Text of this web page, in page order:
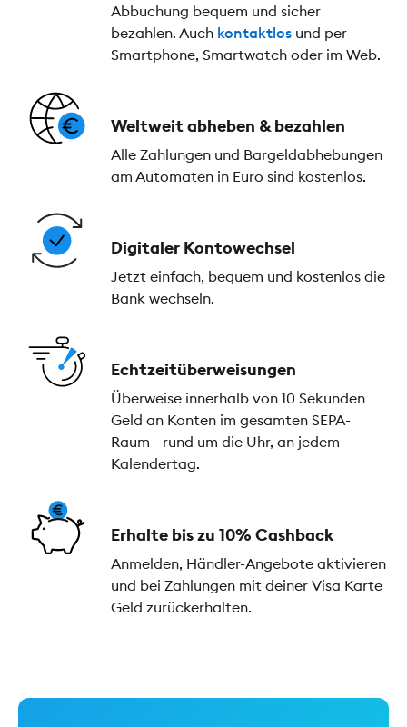
Abbuchung bequem und sicher
bezahlen. Auch kontaktlos und per
Smartphone, Smartwatch oder im Web.
Weltweit abheben & bezahlen
Alle Zahlungen und Bargeldabhebungen
am Automaten in Euro sind kostenlos.
Digitaler Kontowechsel
Jetzt einfach, bequem und kostenlos die
Bank wechseln.
Echtzeitüberweisungen
Überweise innerhalb von 10 Sekunden
Geld an Konten im gesamten SEPA-
Raum - rund um die Uhr, an jedem
Kalendertag.
Erhalte bis zu 10% Cashback
Anmelden, Händler-Angebote aktivieren
und bei Zahlungen mit deiner Visa Karte
Geld zurückerhalten.